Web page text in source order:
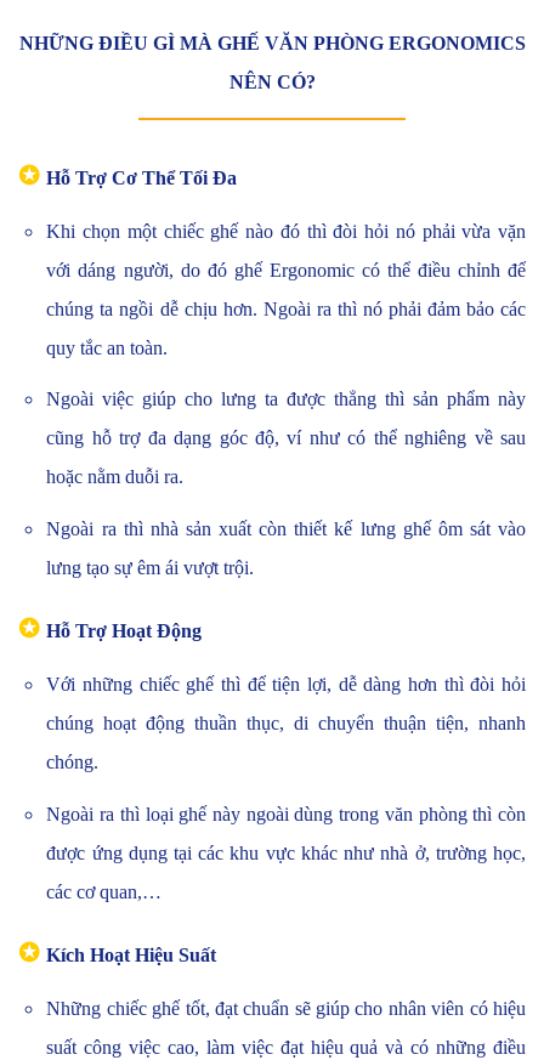
NHỮNG ĐIỀU GÌ MÀ GHẾ VĂN PHÒNG ERGONOMICS
NÊN CÓ?
✪ Hỗ Trợ Cơ Thể Tối Đa
Khi chọn một chiếc ghế nào đó thì đòi hỏi nó phải vừa vặn
với dáng người, do đó ghế Ergonomic có thể điều chỉnh để
chúng ta ngồi dễ chịu hơn. Ngoài ra thì nó phải đảm bảo các
quy tắc an toàn.
Ngoài việc giúp cho lưng ta được thẳng thì sản phẩm này
cũng hỗ trợ đa dạng góc độ, ví như có thể nghiêng về sau
hoặc nằm duỗi ra.
Ngoài ra thì nhà sản xuất còn thiết kế lưng ghế ôm sát vào
lưng tạo sự êm ái vượt trội.
✪ Hỗ Trợ Hoạt Động
Với những chiếc ghế thì để tiện lợi, dễ dàng hơn thì đòi hỏi
chúng hoạt động thuần thục, di chuyển thuận tiện, nhanh
chóng.
Ngoài ra thì loại ghế này ngoài dùng trong văn phòng thì còn
được ứng dụng tại các khu vực khác như nhà ở, trường học,
các cơ quan,…
✪ Kích Hoạt Hiệu Suất
Những chiếc ghế tốt, đạt chuẩn sẽ giúp cho nhân viên có hiệu
suất công việc cao, làm việc đạt hiệu quả và có những điều